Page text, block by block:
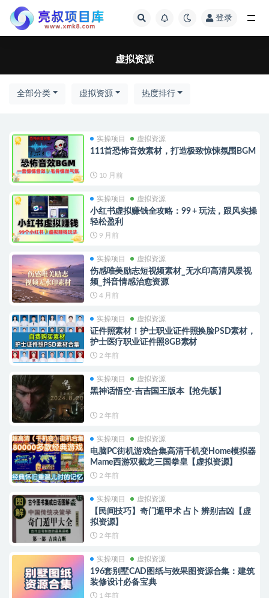
登录
虚拟资源
全部分类 虚拟资源 热度排行
实操项目 虚拟资源
111首恐怖音效素材，打造极致惊悚氛围BGM
10 月前
实操项目 虚拟资源
小红书虚拟赚钱全攻略：99 + 玩法，跟风实操
轻松盈利
9 月前
实操项目 虚拟资源
伤感唯美励志短视频素材_无水印高清风景视
频_抖音情感治愈资源
4 月前
实操项目 虚拟资源
证件照素材！护士职业证件照换脸PSD素材，
护士医疗职业证件照8GB素材
2 年前
实操项目 虚拟资源
黑神话悟空-吉吉国王版本【抢先版】
2 年前
实操项目 虚拟资源
电脑PC街机游戏合集高清千机变Home模拟器
Mame西游双截龙三国拳皇【虚拟资源】
2 年前
实操项目 虚拟资源
【民间技巧】奇门遁甲术 占卜 辨别吉凶【虚
拟资源】
2 年前
实操项目 虚拟资源
196套别墅CAD图纸与效果图资源合集：建筑
装修设计必备宝典
1 年前